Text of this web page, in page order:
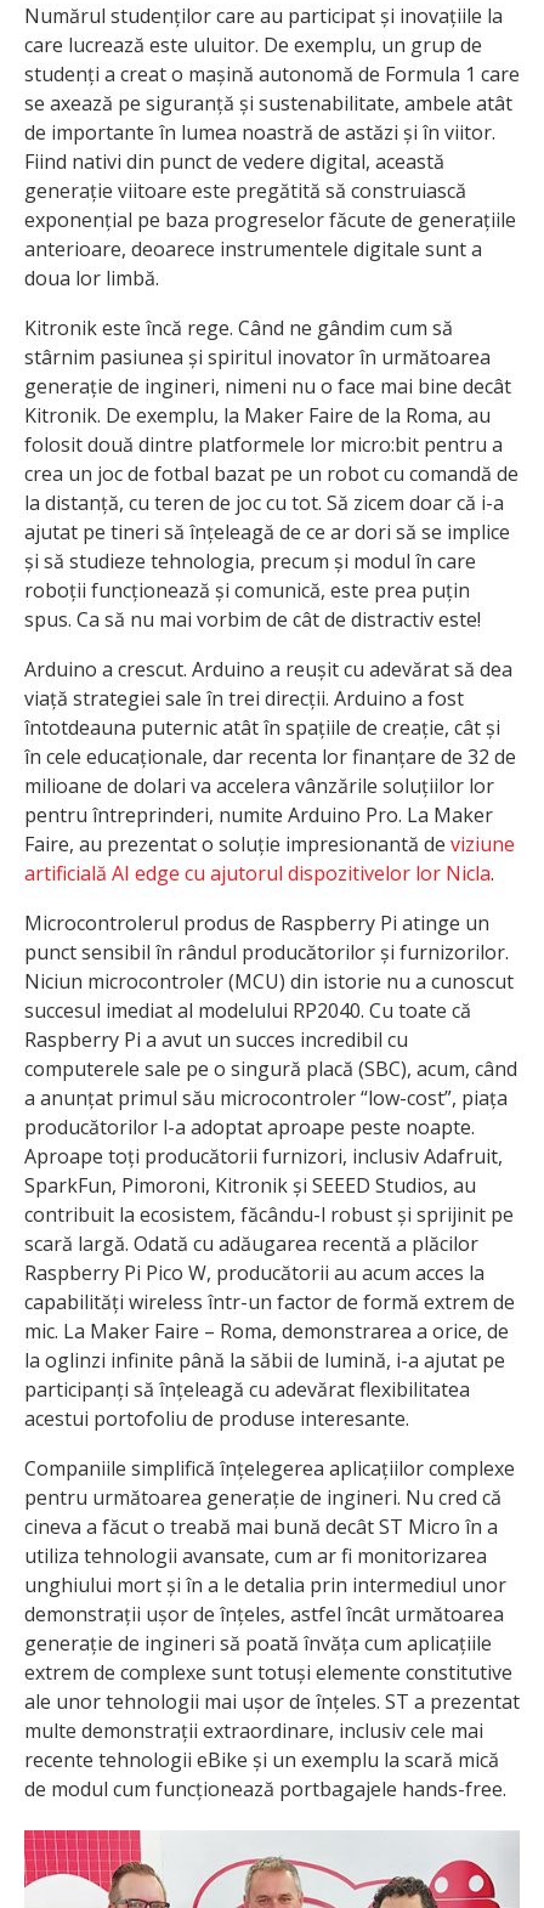
Numărul studenților care au participat și inovațiile la
care lucrează este uluitor. De exemplu, un grup de
studenți a creat o mașină autonomă de Formula 1 care
se axează pe siguranță și sustenabilitate, ambele atât
de importante în lumea noastră de astăzi și în viitor.
Fiind nativi din punct de vedere digital, această
generație viitoare este pregătită să construiască
exponențial pe baza progreselor făcute de generațiile
anterioare, deoarece instrumentele digitale sunt a
doua lor limbă.
Kitronik este încă rege. Când ne gândim cum să
stârnim pasiunea și spiritul inovator în următoarea
generație de ingineri, nimeni nu o face mai bine decât
Kitronik. De exemplu, la Maker Faire de la Roma, au
folosit două dintre platformele lor micro:bit pentru a
crea un joc de fotbal bazat pe un robot cu comandă de
la distanță, cu teren de joc cu tot. Să zicem doar că i-a
ajutat pe tineri să înțeleagă de ce ar dori să se implice
și să studieze tehnologia, precum și modul în care
roboții funcționează și comunică, este prea puțin
spus. Ca să nu mai vorbim de cât de distractiv este!
Arduino a crescut. Arduino a reușit cu adevărat să dea
viață strategiei sale în trei direcții. Arduino a fost
întotdeauna puternic atât în spațiile de creație, cât și
în cele educaționale, dar recenta lor finanțare de 32 de
milioane de dolari va accelera vânzările soluțiilor lor
pentru întreprinderi, numite Arduino Pro. La Maker
Faire, au prezentat o soluție impresionantă de viziune
artificială AI edge cu ajutorul dispozitivelor lor Nicla.
Microcontrolerul produs de Raspberry Pi atinge un
punct sensibil în rândul producătorilor și furnizorilor.
Niciun microcontroler (MCU) din istorie nu a cunoscut
succesul imediat al modelului RP2040. Cu toate că
Raspberry Pi a avut un succes incredibil cu
computerele sale pe o singură placă (SBC), acum, când
a anunțat primul său microcontroler “low-cost”, piața
producătorilor l-a adoptat aproape peste noapte.
Aproape toți producătorii furnizori, inclusiv Adafruit,
SparkFun, Pimoroni, Kitronik și SEEED Studios, au
contribuit la ecosistem, făcându-l robust și sprijinit pe
scară largă. Odată cu adăugarea recentă a plăcilor
Raspberry Pi Pico W, producătorii au acum acces la
capabilități wireless într-un factor de formă extrem de
mic. La Maker Faire – Roma, demonstrarea a orice, de
la oglinzi infinite până la săbii de lumină, i-a ajutat pe
participanți să înțeleagă cu adevărat flexibilitatea
acestui portofoliu de produse interesante.
Companiile simplifică înțelegerea aplicațiilor complexe
pentru următoarea generație de ingineri. Nu cred că
cineva a făcut o treabă mai bună decât ST Micro în a
utiliza tehnologii avansate, cum ar fi monitorizarea
unghiului mort și în a le detalia prin intermediul unor
demonstrații ușor de înțeles, astfel încât următoarea
generație de ingineri să poată învăța cum aplicațiile
extrem de complexe sunt totuși elemente constitutive
ale unor tehnologii mai ușor de înțeles. ST a prezentat
multe demonstrații extraordinare, inclusiv cele mai
recente tehnologii eBike și un exemplu la scară mică
de modul cum funcționează portbagajele hands-free.